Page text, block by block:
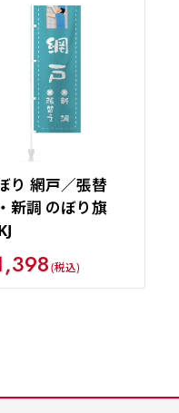
り 網戸／張替
新調 のぼり旗
(税込)